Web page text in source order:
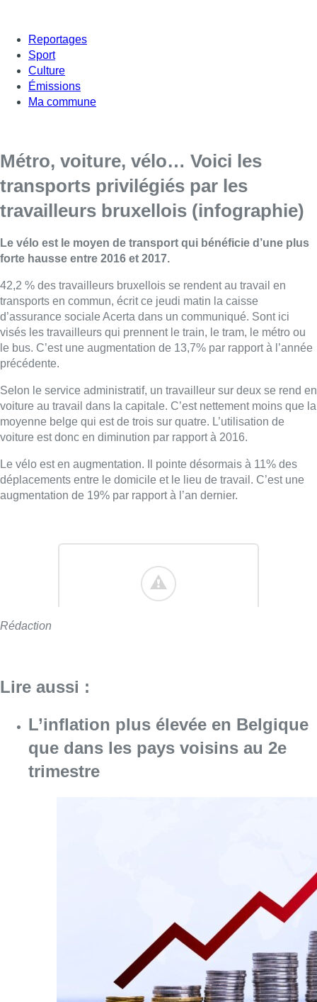
Reportages
Sport
Culture
Émissions
Ma commune
Métro, voiture, vélo… Voici les
transports privilégiés par les
travailleurs bruxellois (infographie)
Le vélo est le moyen de transport qui bénéficie d’une plus
forte hausse entre 2016 et 2017.
42,2 % des travailleurs bruxellois se rendent au travail en
transports en commun, écrit ce jeudi matin la caisse
d’assurance sociale Acerta dans un communiqué. Sont ici
visés les travailleurs qui prennent le train, le tram, le métro ou
le bus. C’est une augmentation de 13,7% par rapport à l’année
précédente.
Selon le service administratif, un travailleur sur deux se rend en
voiture au travail dans la capitale. C’est nettement moins que la
moyenne belge qui est de trois sur quatre. L’utilisation de
voiture est donc en diminution par rapport à 2016.
Le vélo est en augmentation. Il pointe désormais à 11% des
déplacements entre le domicile et le lieu de travail. C’est une
augmentation de 19% par rapport à l’an dernier.
Rédaction
Lire aussi :
L’inflation plus élevée en Belgique
que dans les pays voisins au 2e
trimestre